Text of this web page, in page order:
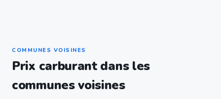
COMMUNES VOISINES
Prix carburant dans les
communes voisines